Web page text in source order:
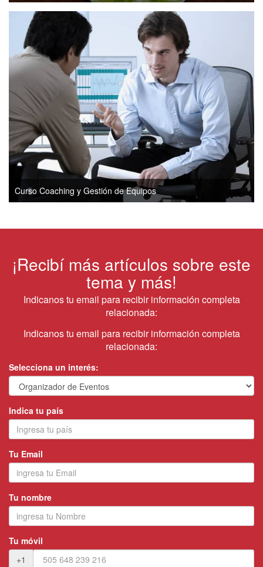
Curso Coaching y Gestión de Equipos
¡Recibí más artículos sobre este
tema y más!
Indicanos tu email para recibir información completa
relacionada:
Indicanos tu email para recibir información completa
relacionada:
Selecciona un interés:
Indica tu país
Tu Email
Tu nombre
Tu móvil
+1